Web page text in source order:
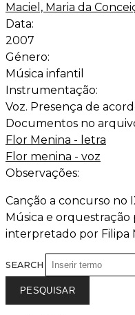
Maciel, Maria da
Data:
2007
Género:
Música infantil
Instrumentação:
Voz. Presença de
Documentos no
Flor Menina - letra
Flor menina - voz
Observações:
Canção a concurso no
Música e
interpretado por Filipa
SEARCH